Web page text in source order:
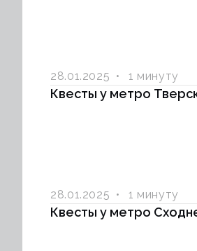
28.01.2025 1 минуту
Квесты у метро
28.01.2025 1 минуту
Квесты у метро